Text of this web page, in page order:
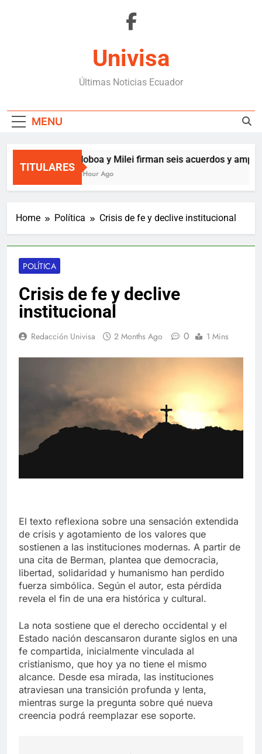
Univisa
Últimas Noticias Ecuador
MENU
TITULARES
Noboa y Milei firman seis acuerdos y
1 Hour Ago
Home Política Crisis de fe y declive institucional
POLÍTICA
Crisis de fe y declive
institucional
Redacción Univisa 2 Months Ago 0 1 Mins
El texto reflexiona sobre una sensación extendida
de crisis y agotamiento de los valores que
sostienen a las instituciones modernas. A partir de
una cita de Berman, plantea que democracia,
libertad, solidaridad y humanismo han perdido
fuerza simbólica. Según el autor, esta pérdida
revela el fin de una era histórica y cultural.
La nota sostiene que el derecho occidental y el
Estado nación descansaron durante siglos en una
fe compartida, inicialmente vinculada al
cristianismo, que hoy ya no tiene el mismo
alcance. Desde esa mirada, las instituciones
atraviesan una transición profunda y lenta,
mientras surge la pregunta sobre qué nueva
creencia podrá reemplazar ese soporte.